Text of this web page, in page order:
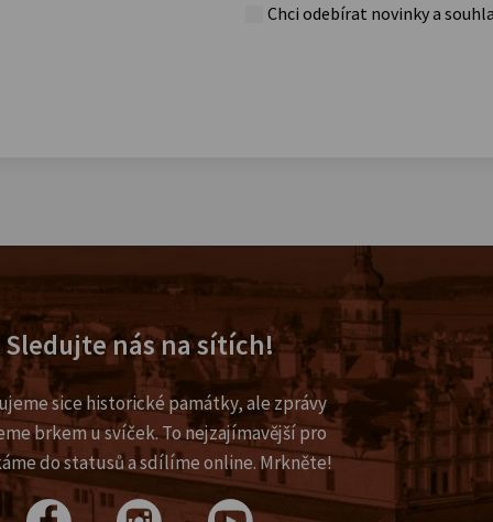
Chci odebírat novinky a
Sledujte nás na sítích!
sice historické památky, ale zprávy
brkem u svíček. To nejzajímavější pro
do statusů a sdílíme online. Mrkněte!